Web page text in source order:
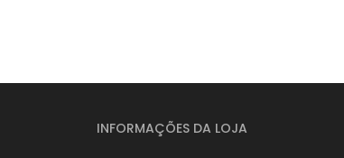
INFORMAÇÕES DA LOJA